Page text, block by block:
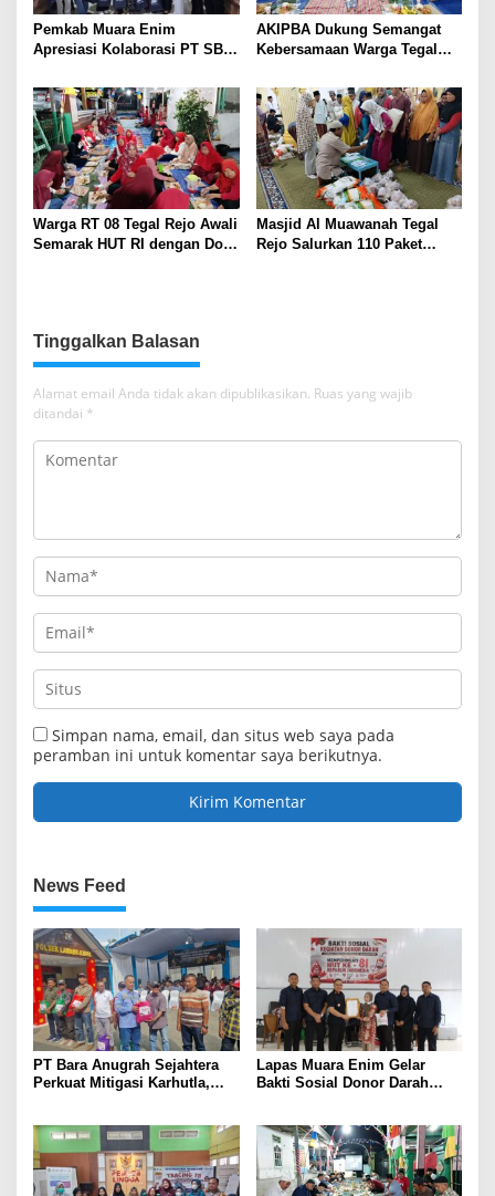
Pemkab Muara Enim
Apresiasi Kolaborasi PT SBS
Warga Sekitar Tambang
AKIPBA Dukung Semangat
Kebersamaan Warga Tegal
Warga RT 08 Tegal Rejo Awali
Semarak HUT RI dengan Doa
Masjid Al Muawanah Tegal
Rejo Salurkan 110 Paket
Tinggalkan Balasan
Alamat email Anda tidak akan dipublikasikan. Ruas yang wajib
ditandai *
Simpan nama, email, dan situs web saya pada
peramban ini untuk komentar saya berikutnya.
News Feed
PT Bara Anugrah Sejahtera
Perkuat Mitigasi Karhutla,
Lapas Muara Enim Gelar
Bakti Sosial Donor Darah